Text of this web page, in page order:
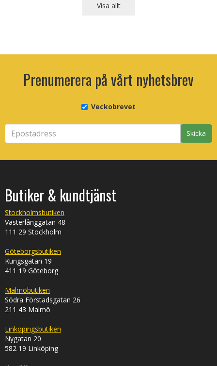
Visa allt
Prenumerera på vårt nyhetsbrev
Veckobrevet
Skicka
Butiker & kundtjänst
Stockholmsbutiken
Västerlånggatan 48
111 29 Stockholm
Göteborgsbutiken
Kungsgatan 19
411 19 Göteborg
Malmöbutiken
Södra Förstadsgatan 26
211 43 Malmö
Linköpingsbutiken
Nygatan 20
582 19 Linköping